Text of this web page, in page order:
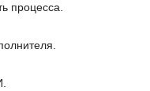
процесса.